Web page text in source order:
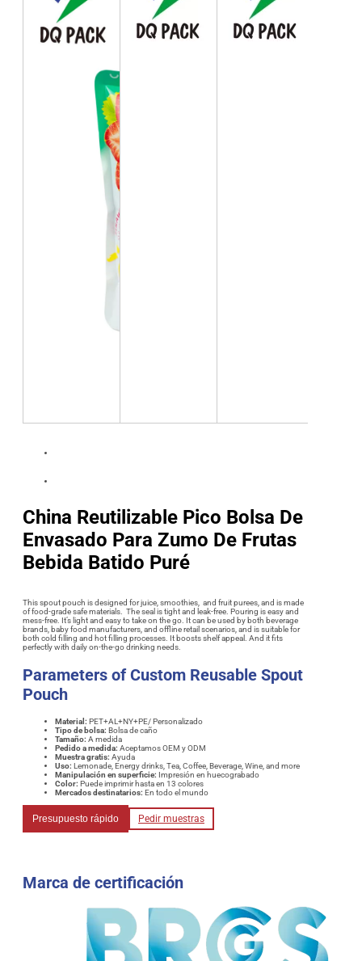
China Reutilizable Pico Bolsa De
Envasado Para Zumo De Frutas
Bebida Batido Puré
This spout pouch is designed for juice, smoothies, and fruit purees, and is made
of food-grade safe materials. The seal is tight and leak-free. Pouring is easy and
mess-free. It’s light and easy to take on the go. It can be used by both beverage
brands, baby food manufacturers, and offline retail scenarios, and is suitable for
both cold filling and hot filling processes. It boosts shelf appeal. And it fits
perfectly with daily on-the-go drinking needs.
Parameters of Custom Reusable Spout
Pouch
Material: PET+AL+NY+PE/ Personalizado
Tipo de bolsa: Bolsa de caño
Tamaño: A medida
Pedido a medida: Aceptamos OEM y ODM
Muestra gratis: Ayuda
Uso: Lemonade, Energy drinks, Tea, Coffee, Beverage, Wine, and more
Manipulación en superficie: Impresión en huecograbado
Color: Puede imprimir hasta en 13 colores
Mercados destinatarios: En todo el mundo
Presupuesto rápido Pedir muestras
Marca de certificación